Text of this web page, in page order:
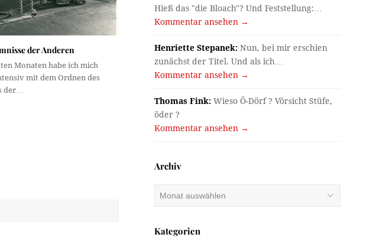
der Anderen
Monaten habe ich mich
mit dem Ordnen des
der…
Hieß das "die Bloach"? Und Feststellung:…
Kommentar ansehen →
Henriette Stepanek: Nun, bei mir erschien
zunächst der Titel. Und als ich…
Kommentar ansehen →
Thomas Fink: Wieso Ö-Dörf ? Vörsicht Stüfe,
öder ?
Kommentar ansehen →
Archiv
Kategorien